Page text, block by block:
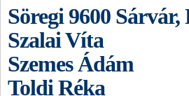
Söregi 9600 Sárvár,
Szalai Víta
Szemes Ádám
Toldi Réka